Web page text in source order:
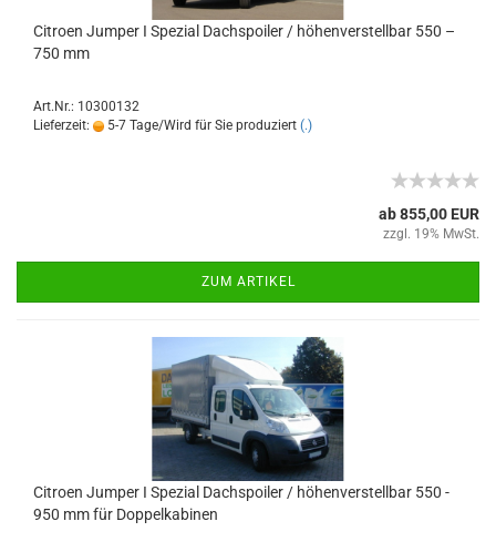
Citroen Jumper I Spezial Dachspoiler / höhenverstellbar 550 –
750 mm
Art.Nr.: 10300132
Lieferzeit:
5-7 Tage/Wird für Sie produziert (.)
ab 855,00 EUR
zzgl. 19% MwSt.
ZUM ARTIKEL
Citroen Jumper I Spezial Dachspoiler / höhenverstellbar 550 -
950 mm für Doppelkabinen